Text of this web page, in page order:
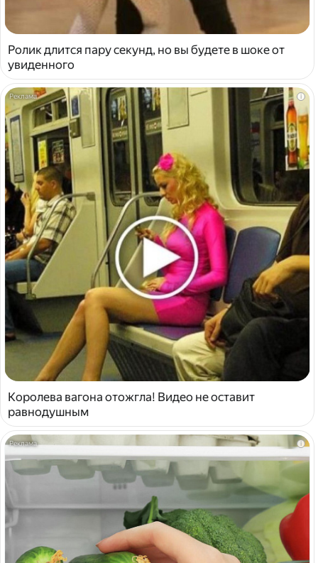
Ролик длится пару секунд, но вы будете в шоке от
увиденного
i
Королева вагона отожгла! Видео не оставит
равнодушным
i